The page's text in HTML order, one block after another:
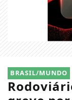
BRASIL/MUNDO